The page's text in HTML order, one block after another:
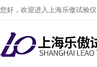
您好，欢迎进入上海乐傲试验仪